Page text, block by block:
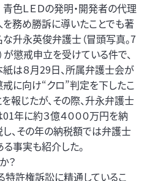
青色ＬＥＤの発明・開発者の代理
を務め勝訴に導いたことでも著
な升永英俊弁護士（冒頭写真。7
が懲戒申立を受けている件で、
紙は８月29日、所属弁護士会が
戒に向け“クロ”判定を下したこ
を報じたが、その際、升永弁護士
01年に約３億４０００万円を納
し、その年の納税額では弁護士
事実も紹介した。
？
許権訴訟に精通しているこ